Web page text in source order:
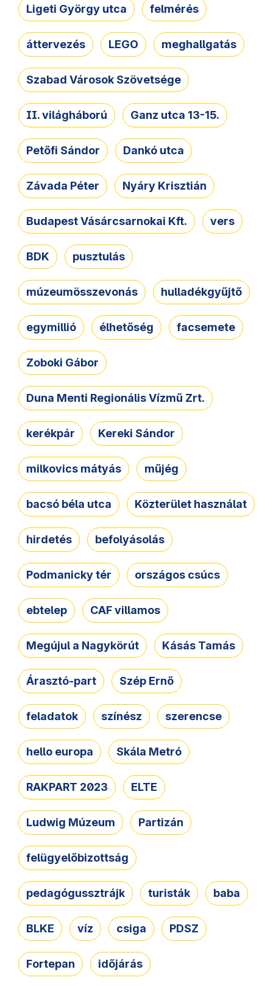
Ligeti György utca felmérés
áttervezés LEGO meghallgatás
Szabad Városok Szövetsége
II. világháború Ganz utca 13-15.
Petőfi Sándor Dankó utca
Závada Péter Nyáry Krisztián
Budapest Vásárcsarnokai Kft. vers
BDK pusztulás
múzeumösszevonás hulladékgyűjtő
egymillió élhetőség facsemete
Zoboki Gábor
Duna Menti Regionális Vízmű Zrt.
kerékpár Kereki Sándor
milkovics mátyás műjég
bacsó béla utca Közterület használat
hirdetés befolyásolás
Podmanicky tér országos csúcs
ebtelep CAF villamos
Megújul a Nagykörút Kásás Tamás
Árasztó-part Szép Ernő
feladatok színész szerencse
hello europa Skála Metró
RAKPART 2023 ELTE
Ludwig Múzeum Partizán
felügyelőbizottság
pedagógussztrájk turisták baba
BLKE víz csiga PDSZ
Fortepan időjárás